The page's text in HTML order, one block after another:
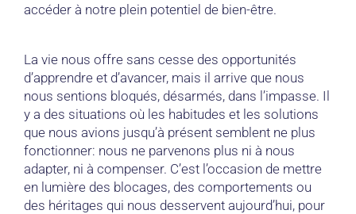
accéder à notre plein potentiel de bien-être.
La vie nous offre sans cesse des opportunités
d’apprendre et d’avancer, mais il arrive que nous
nous sentions bloqués, désarmés, dans l’impasse. Il
y a des situations où les habitudes et les solutions
que nous avions jusqu’à présent semblent ne plus
fonctionner: nous ne parvenons plus ni à nous
adapter, ni à compenser. C’est l’occasion de mettre
en lumière des blocages, des comportements ou
des héritages qui nous desservent aujourd’hui, pour